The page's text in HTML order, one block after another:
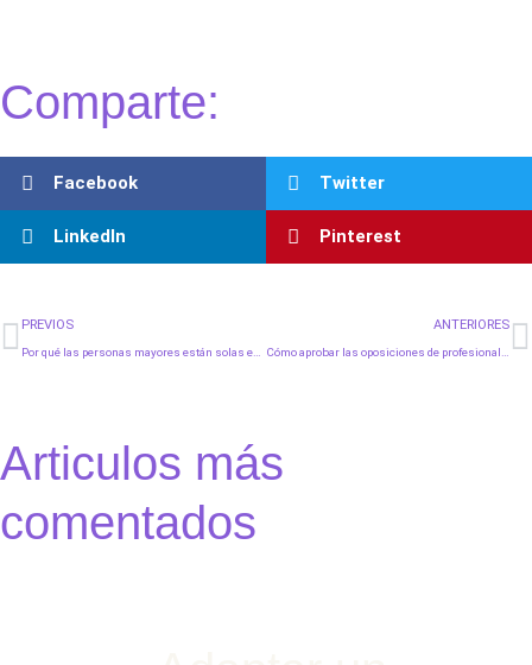
Comparte:
Facebook Twitter
LinkedIn Pinterest
Ant
PREVIOS ANTERIORES
Articulos más
comentados